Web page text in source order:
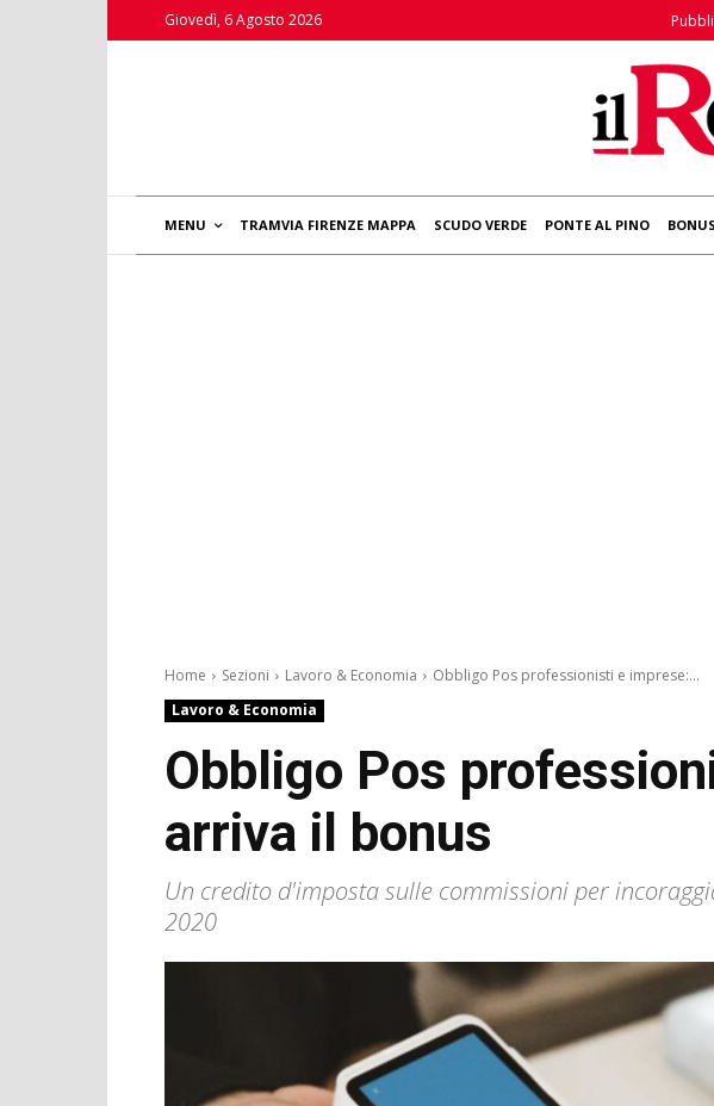
Giovedì, 6 Agosto 2026
MENU TRAMVIA FIRENZE MAPPA SCUDO VERDE PONTE AL PINO
Home Sezioni Lavoro & Economia
Obbligo Pos professionisti e imprese:...
Lavoro & Economia
Obbligo Pos
arriva il bonus
Un credito d'imposta sulle commissioni per
2020